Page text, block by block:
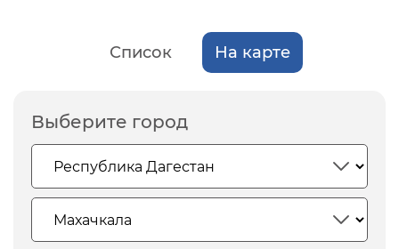
Список На карте
Выберите город